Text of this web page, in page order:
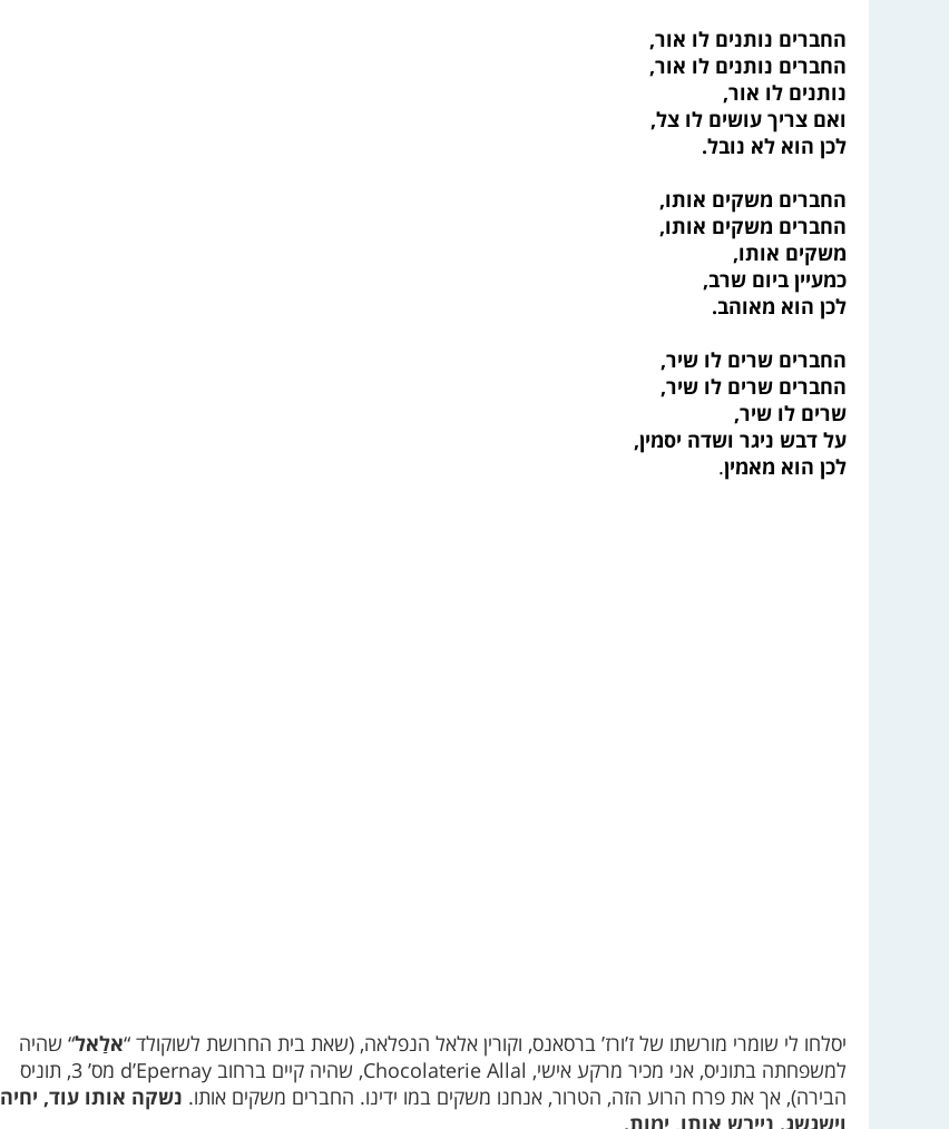
החברים נותנים לו אור,
החברים נותנים לו אור,
נותנים לו אור,
ואם צריך עושים לו צל,
לכן הוא לא נובל.
החברים משקים אותו,
החברים משקים אותו,
משקים אותו,
כמעיין ביום שרב,
לכן הוא מאוהב.
החברים שרים לו שיר,
החברים שרים לו שיר,
שרים לו שיר,
על דבש ניגר ושדה יסמין,
לכן הוא מאמין.
יסלחו לי שומרי מורשתו של ז’ורז’ ברסאנס, וקורין אלאל הנפלאה, (שאת בית החרושת לשוקולד “אלַאל“ שהיה
למשפחתה בתוניס, אני מכיר מרקע אישי, Chocolaterie Allal, שהיה קיים ברחוב d’Epernay מס’ 3, תוניס
הבירה), אך את פרח הרוע הזה, הטרור, אנחנו משקים במו ידינו. החברים משקים אותו. נשקה אותו עוד, יחיה
וישגשג. נייבש אותו, ימות.